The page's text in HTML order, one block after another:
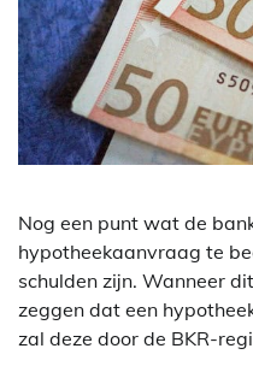
Nog een punt wat de
hypotheekaanvraag te
schulden zijn. Wanneer
zeggen dat een
zal deze door de BKR-